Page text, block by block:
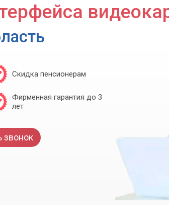
Скидка пенсионерам
Фирменная гарантия до 3
лет
звонок